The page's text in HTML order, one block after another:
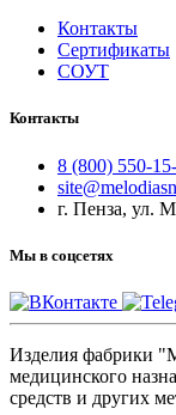
Контакты
Сертификаты
СОУТ
Контакты
8 (800) 550-
г. Пенза, ул.
Мы в соцсетях
Изделия фабрики
медицинского
средств и других